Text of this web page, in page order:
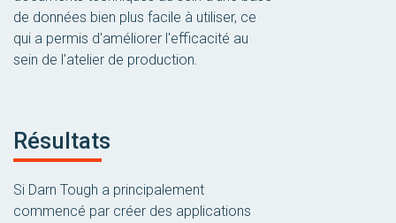
de données bien plus facile à utiliser, ce
qui a permis d'améliorer l'efficacité au
sein de l'atelier de production.
Résultats
Si Darn Tough a principalement
commencé par créer des applications